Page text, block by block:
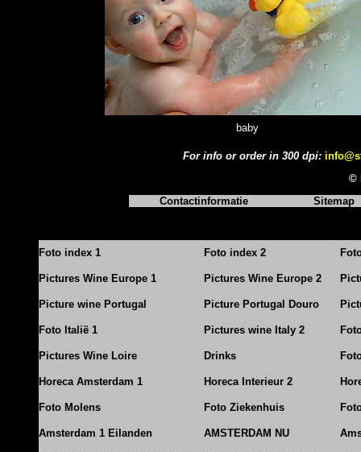
baby
For info or order in 300 dpi:
©
Contactinformatie
Sitemap
Foto index 1 Foto index 2
Pictures Wine Europe 1 Pictures Wine Europe 2
Picture wine Portugal Picture Portugal Douro
Foto Italië 1 Pictures wine Italy 2
Pictures Wine Loire Drinks
Horeca Amsterdam 1 Horeca Interieur 2
Foto Molens Foto Ziekenhuis
Amsterdam 1 Eilanden AMSTERDAM NU